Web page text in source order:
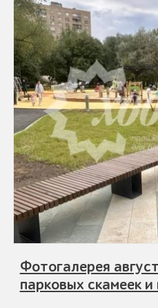
Фотогалерея
парковых скамеек и